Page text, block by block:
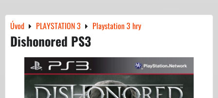
Úvod PLAYSTATION 3 Playstation 3 hry
Dishonored PS3